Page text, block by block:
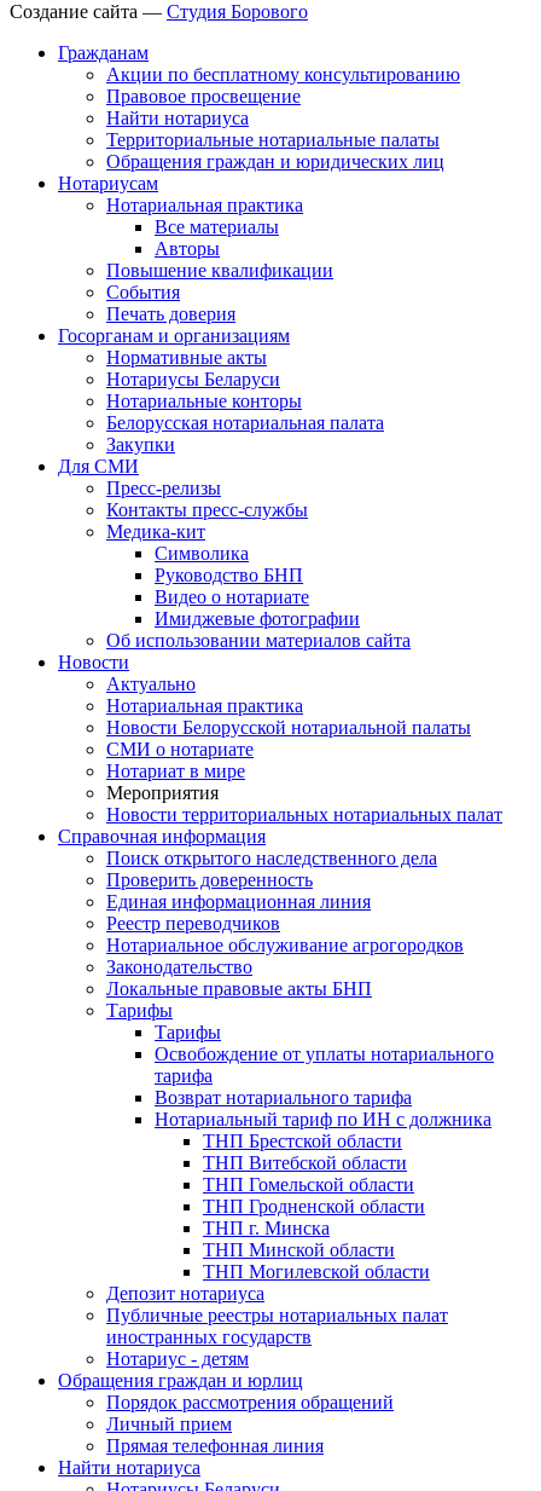
Создание сайта — Студия Борового
Гражданам
Акции по бесплатному консультированию
Правовое просвещение
Найти нотариуса
Территориальные нотариальные палаты
Обращения граждан и юридических лиц
Нотариусам
Нотариальная практика
Все материалы
Авторы
Повышение квалификации
События
Печать доверия
Госорганам и организациям
Нормативные акты
Нотариусы Беларуси
Нотариальные конторы
Белорусская нотариальная палата
Закупки
Для СМИ
Пресс-релизы
Контакты пресс-службы
Медика-кит
Символика
Руководство БНП
Видео о нотариате
Имиджевые фотографии
Об использовании материалов сайта
Новости
Актуально
Нотариальная практика
Новости Белорусской нотариальной палаты
СМИ о нотариате
Нотариат в мире
Мероприятия
Новости территориальных нотариальных палат
Справочная информация
Поиск открытого наследственного дела
Проверить доверенность
Единая информационная линия
Реестр переводчиков
Нотариальное обслуживание агрогородков
Законодательство
Локальные правовые акты БНП
Тарифы
Тарифы
Освобождение от уплаты нотариального
тарифа
Возврат нотариального тарифа
Нотариальный тариф по ИН с должника
ТНП Брестской области
ТНП Витебской области
ТНП Гомельской области
ТНП Гродненской области
ТНП г. Минска
ТНП Минской области
ТНП Могилевской области
Депозит нотариуса
Публичные реестры нотариальных палат
иностранных государств
Нотариус - детям
Обращения граждан и юрлиц
Порядок рассмотрения обращений
Личный прием
Прямая телефонная линия
Найти нотариуса